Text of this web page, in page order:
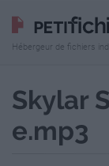
Hébergeur de fichiers
Skylar
e.mp3